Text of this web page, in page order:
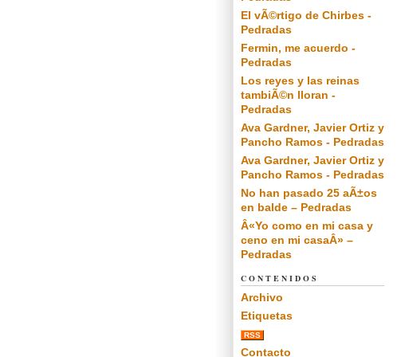
El vÃ©rtigo de Chirbes -
Pedradas
Fermin, me acuerdo -
Pedradas
Los reyes y las reinas
tambiÃ©n lloran -
Pedradas
Ava Gardner, Javier Ortiz y
Pancho Ramos - Pedradas
Ava Gardner, Javier Ortiz y
Pancho Ramos - Pedradas
No han pasado 25 aÃ±os
en balde – Pedradas
Â«Yo como en mi casa y
ceno en mi casaÂ» –
Pedradas
CONTENIDOS
Archivo
Etiquetas
RSS
Contacto